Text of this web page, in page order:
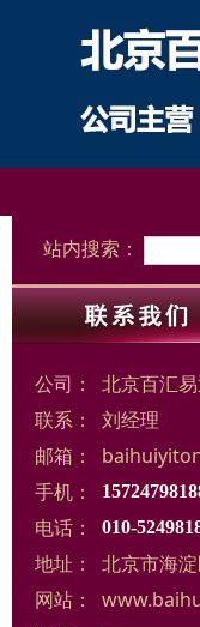
站内搜索：
公司：
北京百汇
联系：
刘经理
邮箱：
手机：
电话： 010-
地址：
北京市海
网站：